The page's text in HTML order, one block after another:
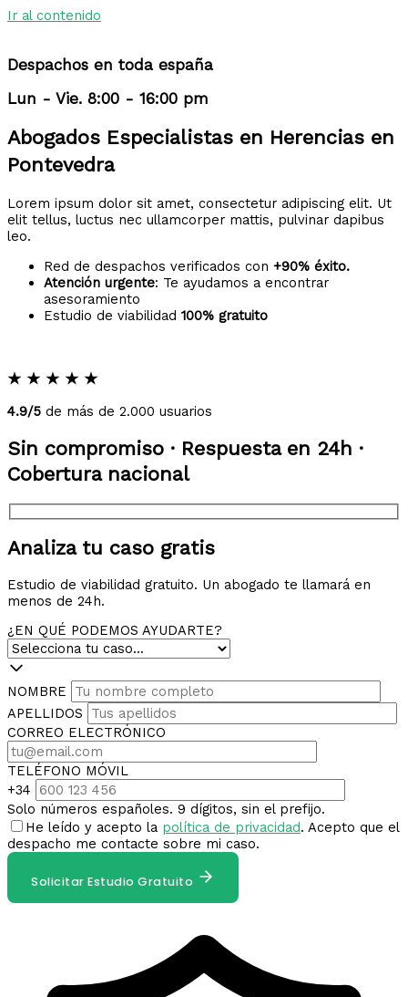
Ir al contenido
Despachos en toda españa
Lun - Vie. 8:00 - 16:00 pm
Abogados Especialistas en Herencias en
Pontevedra
Lorem ipsum dolor sit amet, consectetur adipiscing elit. Ut
elit tellus, luctus nec ullamcorper mattis, pulvinar dapibus
leo.
Red de despachos verificados con +90% éxito.
Atención urgente: Te ayudamos a encontrar
asesoramiento
Estudio de viabilidad 100% gratuito
★ ★ ★ ★ ★
4.9/5 de más de 2.000 usuarios
Sin compromiso · Respuesta en 24h ·
Cobertura nacional
Analiza tu caso gratis
Estudio de viabilidad gratuito. Un abogado te llamará en
menos de 24h.
¿EN QUÉ PODEMOS AYUDARTE?
NOMBRE
APELLIDOS
CORREO ELECTRÓNICO
TELÉFONO MÓVIL
+34
Solo números españoles. 9 dígitos, sin el prefijo.
He leído y acepto la política de privacidad. Acepto que el
despacho me contacte sobre mi caso.
Solicitar Estudio Gratuito